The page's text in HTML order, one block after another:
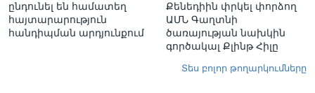
ընդունել են համատեղ
հայտարարություն
հանդիպման արդյունքում
Քենեդիին փրկել փորձող
ԱՄՆ Գաղտնի
ծառայության նախկին
գործակալ Քլինթ Հիլը
Տես բոլոր թողարկումները